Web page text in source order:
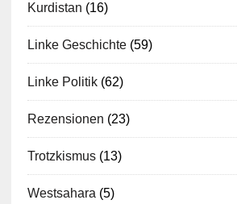
Kurdistan (16)
Linke Geschichte(59)
Linke Politik(62)
Rezensionen (23)
Trotzkismus(13)
Westsahara (5)